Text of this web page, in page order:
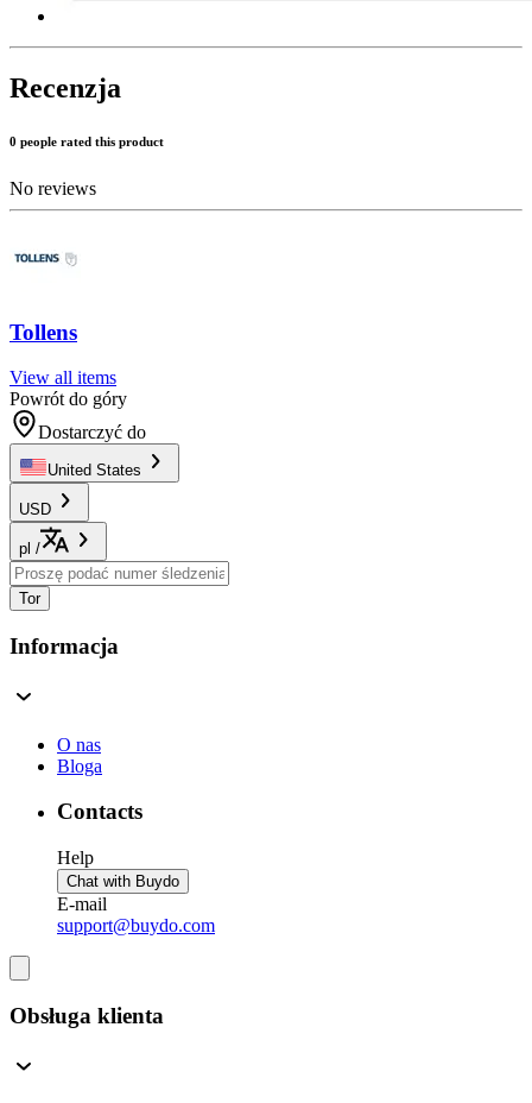
Recenzja
0 people rated this product
No reviews
Tollens
View all items
Powrót do góry
Dostarczyć do
United States
USD
pl /
Tor
Informacja
O nas
Bloga
Contacts
Help
Chat with Buydo
E-mail
support@buydo.com
Obsługa klienta